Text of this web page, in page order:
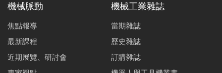
機械脈動
焦點報導
最新課程
近期展覽、研討會
機械工業雜誌
當期雜誌
歷史雜誌
訂購雜誌